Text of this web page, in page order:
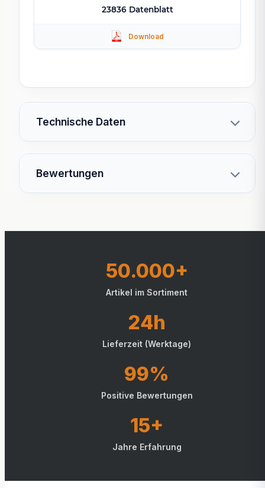
23836 Datenblatt
Technische Daten
Bewertungen
50.000+
Artikel im Sortiment
24h
Lieferzeit (Werktage)
99%
Positive Bewertungen
15+
Jahre Erfahrung